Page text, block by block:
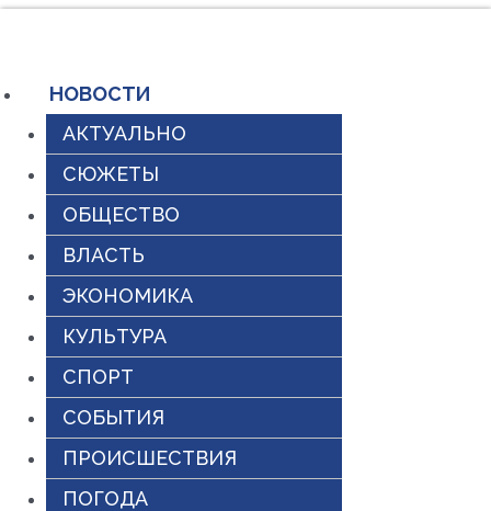
содержимому
НОВОСТИ
АКТУАЛЬНО
СЮЖЕТЫ
ОБЩЕСТВО
ВЛАСТЬ
ЭКОНОМИКА
КУЛЬТУРА
СПОРТ
СОБЫТИЯ
ПРОИСШЕСТВИЯ
ПОГОДА